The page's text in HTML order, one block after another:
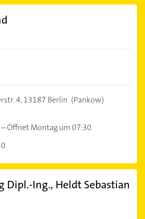
4,13187 Berlin (Pankow)
–Öffnet Montag um 07:30
Dipl.-Ing., Heldt Sebastian